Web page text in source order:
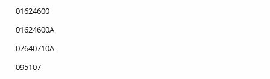
01624600
01624600A
07640710A
095107